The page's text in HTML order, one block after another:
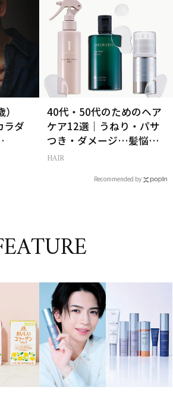
ラダ
ー
40代・50代のためのヘア
ケア12選｜うねり・パサ
つき・ダメージ…髪悩み
から選ぶベスコス受賞コ
HAIR
Recommended by